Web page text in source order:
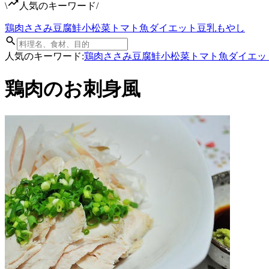
\ 人気のキーワード/
鶏肉ささみ豆腐鮭小松菜 トマト 魚 ダイエット 豆乳もやし
人気のキーワード:鶏肉ささみ豆腐鮭小松菜 トマト 魚 ダイエッ
鶏肉のお刺身風